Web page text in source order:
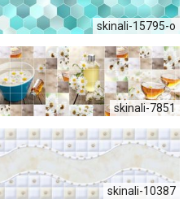
skinali-15795-о
skinali-7851
skinali-10387